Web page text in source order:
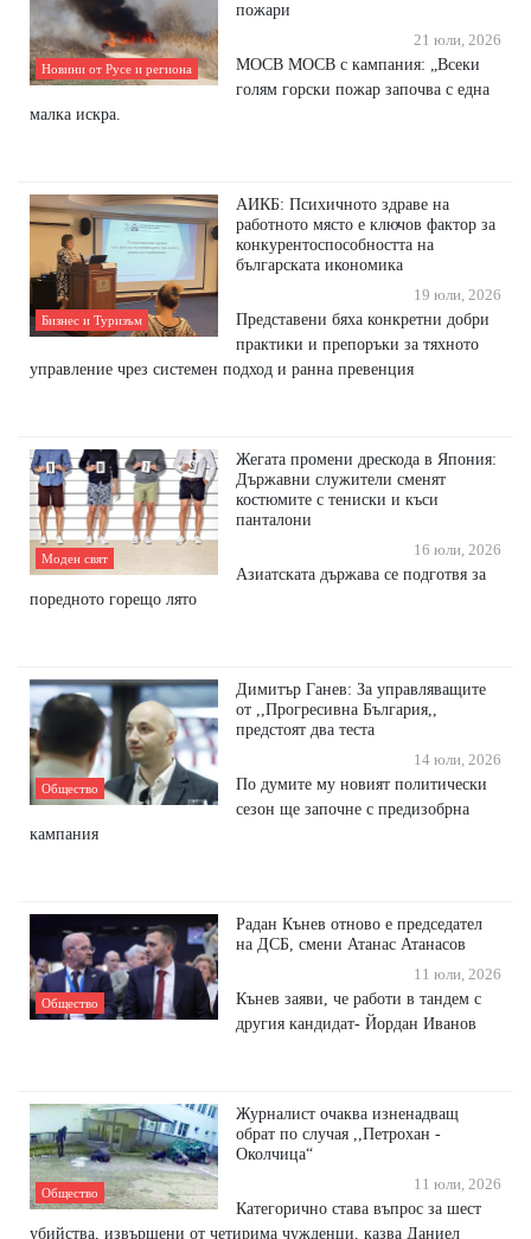
Новини от Русе и региона
пожари
21 юли, 2026
МОСВ МОСВ с кампания: „Всеки
голям горски пожар започва с една
малка искра.
Бизнес и Туризъм
АИКБ: Психичното здраве на
работното място е ключов фактор за
конкурентоспособността на
българската икономика
19 юли, 2026
Представени бяха конкретни добри
практики и препоръки за тяхното
управление чрез системен подход и ранна превенция
Моден свят
Жегата промени дрескода в Япония:
Държавни служители сменят
костюмите с тениски и къси
панталони
16 юли, 2026
Азиатската държава се подготвя за
поредното горещо лято
Общество
Димитър Ганев: За управляващите
от ,,Прогресивна България,,
предстоят два теста
14 юли, 2026
По думите му новият политически
сезон ще започне с предизобрна
кампания
Общество
Радан Кънев отново е председател
на ДСБ, смени Атанас Атанасов
11 юли, 2026
Кънев заяви, че работи в тандем с
другия кандидат- Йордан Иванов
Общество
Журналист очаква изненадващ
обрат по случая ,,Петрохан -
Околчица“
11 юли, 2026
Категорично става въпрос за шест
убийства, извършени от четирима чужденци, казва Даниел